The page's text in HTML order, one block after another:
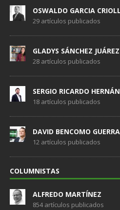
OSWALDO GARCIA
29 artículos publicados
GLADYS SÁNCHEZ JUÁREZ
28 artículos publicados
SERGIO RICARDO
18 artículos publicados
DAVID BENCOMO GUERRA
12 artículos publicados
COLUMNISTAS
ALFREDO MARTÍNEZ
854 artículos publicados